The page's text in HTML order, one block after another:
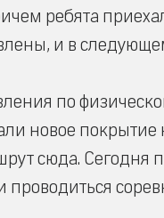
ребята
и в
по
новое покрытие
сюда.